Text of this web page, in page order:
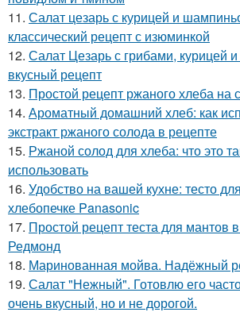
11. Салат цезарь с курицей и
классический рецепт с изюминкой
12. Салат Цезарь с грибами, курицей
вкусный рецепт
13. Простой рецепт ржаного хлеба на
14. Ароматный домашний хлеб: как
экстракт ржаного солода в рецепте
15. Ржаной солод для хлеба: что это
использовать
16. Удобство на вашей кухне: тесто
хлебопечке Panasonic
17. Простой рецепт теста для мантов
Редмонд
18. Маринованная мойва. Надёжный
19. Салат "Нежный". Готовлю его
очень вкусный, но и не дорогой.